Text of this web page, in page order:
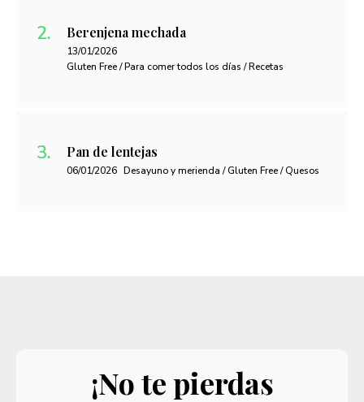
Berenjena mechada
13/01/2026
Gluten Free / Para comer todos los días / Recetas
Pan de lentejas
06/01/2026 Desayuno y merienda / Gluten Free / Quesos
¡No te pierdas